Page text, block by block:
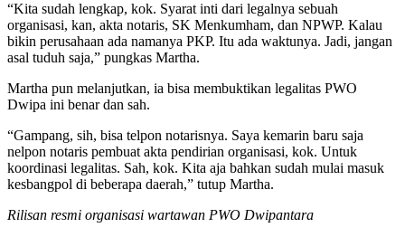
“Kita sudah lengkap, kok. Syarat inti dari legalnya sebuah
organisasi, kan, akta notaris, SK Menkumham, dan NPWP. Kalau
bikin perusahaan ada namanya PKP. Itu ada waktunya. Jadi, jangan
asal tuduh saja,” pungkas Martha.
Martha pun melanjutkan, ia bisa membuktikan legalitas PWO
Dwipa ini benar dan sah.
“Gampang, sih, bisa telpon notarisnya. Saya kemarin baru saja
nelpon notaris pembuat akta pendirian organisasi, kok. Untuk
koordinasi legalitas. Sah, kok. Kita aja bahkan sudah mulai masuk
kesbangpol di beberapa daerah,” tutup Martha.
Rilisan resmi organisasi wartawan PWO Dwipantara